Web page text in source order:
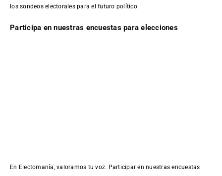
los sondeos electorales para el futuro político.
Participa en nuestras encuestas para elecciones
En Electomanía, valoramos tu voz. Participar en nuestras encuestas